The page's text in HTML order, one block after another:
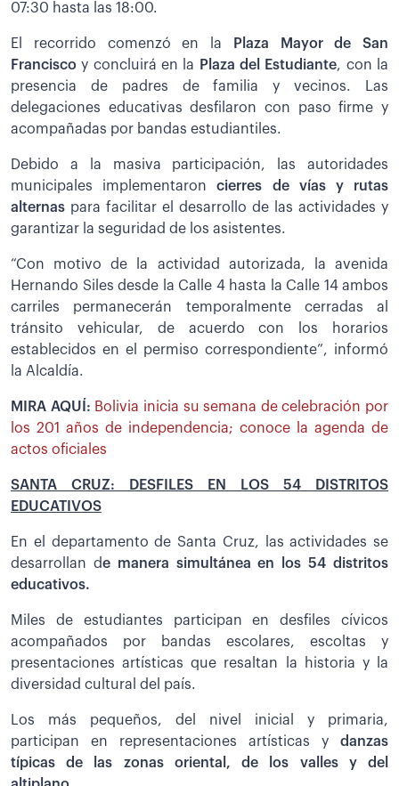
07:30 hasta las 18:00.
El recorrido comenzó en la
Plaza Mayor de San
Francisco y concluirá en la Plaza del Estudiante, con la
presencia de padres de familia y vecinos. Las
delegaciones educativas desfilaron con paso firme y
acompañadas por bandas estudiantiles.
Debido a la masiva participación, las autoridades
municipales implementaroncierres de vías y rutas
alternas para facilitar el desarrollo de las actividades y
garantizar la seguridad de los asistentes.
“Con motivo de la actividad autorizada, la avenida
Hernando Siles desde la Calle 4 hasta la Calle 14 ambos
carriles permanecerán temporalmente cerradas al
tránsito vehicular, de acuerdo con los horarios
establecidos en el permiso correspondiente”, informó
la Alcaldía.
MIRA AQUÍ: Bolivia inicia su semana de celebración por
los 201 años de independencia; conoce la agenda de
actos oficiales
SANTA CRUZ: DESFILES EN LOS 54 DISTRITOS
EDUCATIVOS
En el departamento de Santa Cruz, las actividades se
desarrollan de manera simultánea en los 54 distritos
educativos.
Miles de estudiantes participan en desfiles cívicos
acompañados por bandas escolares, escoltas y
presentaciones artísticas que resaltan la historia y la
diversidad cultural del país.
Los más pequeños, del nivel inicial y primaria,
participan en representaciones artísticas y danzas
típicas de las zonas oriental, de los valles y del